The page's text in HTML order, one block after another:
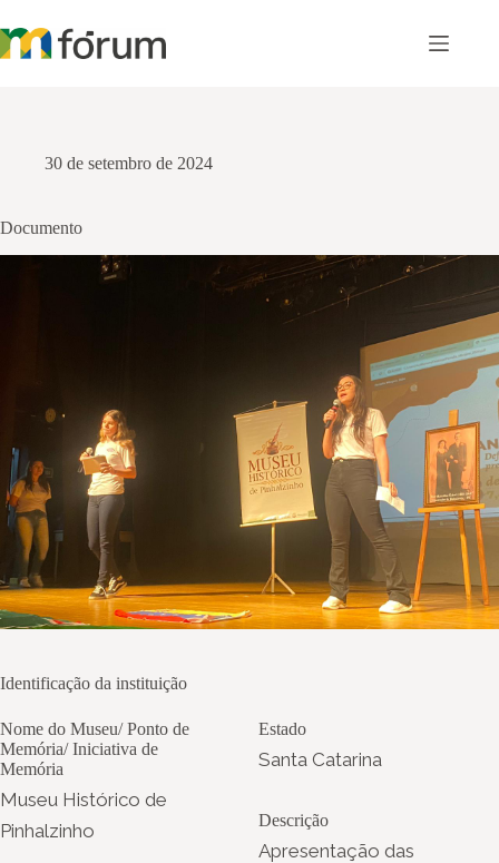
para
o
30 de setembro de 2024
Documento
Identificação da instituição
Nome do Museu/ Ponto de
Memória/ Iniciativa de
Memória
Museu Histórico de
Pinhalzinho
Estado
Santa Catarina
Descrição
Apresentação das